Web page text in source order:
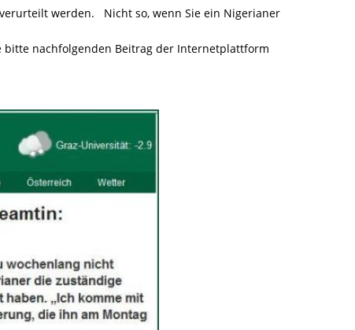
werden. Nicht so, wenn Sie ein Nigerianer
nachfolgenden Beitrag der Internetplattform